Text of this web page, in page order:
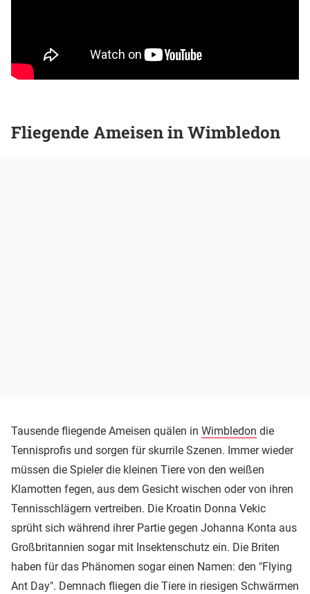
Fliegende Ameisen in Wimbledon
Tausende fliegende Ameisen quälen in Wimbledon die
Tennisprofis und sorgen für skurrile Szenen. Immer wieder
müssen die Spieler die kleinen Tiere von den weißen
Klamotten fegen, aus dem Gesicht wischen oder von ihren
Tennisschlägern vertreiben. Die Kroatin Donna Vekic
sprüht sich während ihrer Partie gegen Johanna Konta aus
Großbritannien sogar mit Insektenschutz ein. Die Briten
haben für das Phänomen sogar einen Namen: den "Flying
Ant Day". Demnach fliegen die Tiere in riesigen Schwärmen